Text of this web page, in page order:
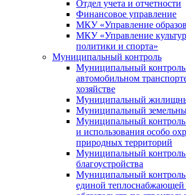
Отдел учета и отчетности
Финансовое управление
МКУ «Управление
МКУ «Управление
политики и спорта»
Муниципальный контроль
Муниципальный
автомобильном
хозяйстве
Муниципальный
Муниципальный
Муниципальный
и использования особо
природных территорий
Муниципальный контроль
благоустройства
Муниципальный
единой теплоснабжающей